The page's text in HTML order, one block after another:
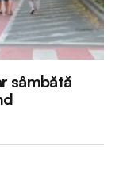
sâmbătă